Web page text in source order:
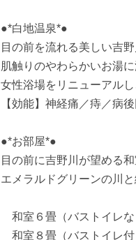
●*白地温泉*●
目の前を流れる美しい吉野
肌触りのやわらかいお湯
女性浴場をリニューアル
【効能】神経痛／痔／病
●*お部屋*●
目の前に吉野川が望める
エメラルドグリーンの川
和室６畳（バストイレな
和室８畳（バストイレ付